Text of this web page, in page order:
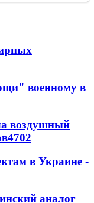
военному в
воздушный
4702
в Украине -
аналог